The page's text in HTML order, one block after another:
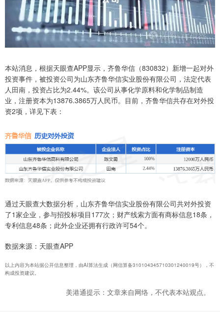
本站消息，根据天眼查APP显示，齐鲁华信（830832）新增一起对外
投资事件，被投资公司为山东齐鲁华信实业股份有限公司，法定代表
人田南，投资占比为2.44%。该公司从事化学原料和化学制品制造
业，注册资本为13876.3865万人民币。目前，齐鲁华信共存在对外投
资2项，详见下表：
通过天眼查大数据分析，山东齐鲁华信实业股份有限公司共对外投资
了1家企业，参与招投标项目177次；财产线索方面有商标信息18条，
专利信息48条；此外企业还拥有行政许可54个。
数据来源：天眼查APP
以上内容为本站据公开信息整理，由AI算法生成（网信算备310104345710301240019号），不
构成投资建议。
美港通提示：文章来自网络，不代表本站观点。